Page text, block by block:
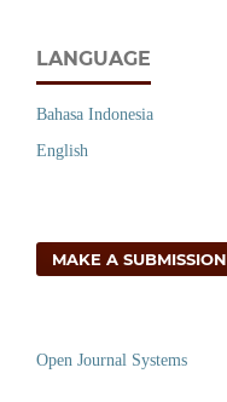
LANGUAGE
Bahasa Indonesia
English
MAKE A SUBMISSION
Open Journal Systems